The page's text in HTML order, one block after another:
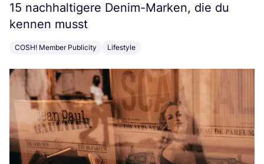
15 nach­hal­ti­ge­re Den­im-Mar­ken, die du
ken­nen musst
COSH! Member Publicity Lifestyle